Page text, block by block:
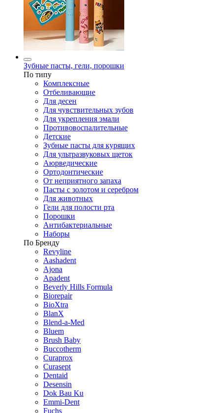
Зубные пасты, гели, порошки
По типу
Комплексные
Отбеливающие
Для десен
Для чувствительных зубов
Для укрепления эмали
Противовоспалительные
Детские
Зубные пасты для курящих
Для ультразвуковых щеток
Аюрведические
Ортодонтические
От неприятного запаха
Пасты с золотом и серебром
Для животных
Гели для полости рта
Порошки
Антибактериальные
Наборы
По Бренду
Revyline
Aashadent
Ajona
Apadent
Beverly Hills Formula
Biorepair
BioXtra
BlanX
Blend-a-Med
Bluem
Brush Baby
Buccotherm
Curaprox
Curasept
Dentaid
Desensin
Dok Bau Ku
Emmi-Dent
Fuchs